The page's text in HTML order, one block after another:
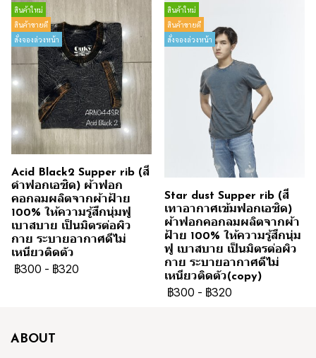
สินค้าใหม่
สินค้าขายดี
สั่งจองล่วงหน้า
Acid Black2 Supper rib (สี
ดำฟอกเอซิด) ผ้าฟอก
คอกลมผลิตจากผ้าฝ้าย
100% ให้ความรู้สึกนุ่มฟู
เบาสบาย เป็นมิตรต่อผิว
กาย ระบายอากาศดีไม่
เหนียวติดตัว
฿300 - ฿320
สินค้าใหม่
สินค้าขายดี
สั่งจองล่วงหน้า
Star dust Supper rib (สี
เทาอากาศเข้มฟอกเอซิด)
ผ้าฟอกคอกลมผลิตจากผ้า
ฝ้าย 100% ให้ความรู้สึกนุ่ม
ฟู เบาสบาย เป็นมิตรต่อผิว
กาย ระบายอากาศดีไม่
เหนียวติดตัว(copy)
฿300 - ฿320
ABOUT